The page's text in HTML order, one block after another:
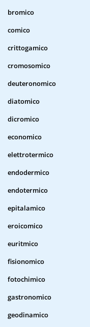
bromico
comico
crittogamico
cromosomico
deuteronomico
diatomico
dicromico
economico
elettrotermico
endodermico
endotermico
epitalamico
eroicomico
euritmico
fisionomico
fotochimico
gastronomico
geodinamico